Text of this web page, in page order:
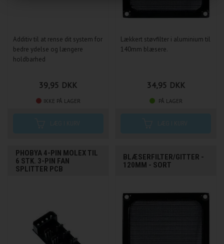
Additiv til at rense dit system for
bedre ydelse og længere
holdbarhed
39,95 DKK
IKKE PÅ LAGER
Lækkert støvfilter i aluminium til
140mm blæsere.
34,95 DKK
PÅ LAGER
PHOBYA 4-PIN MOLEX TIL
6 STK. 3-PIN FAN
SPLITTER PCB
BLÆSERFILTER/GITTER -
120MM - SORT